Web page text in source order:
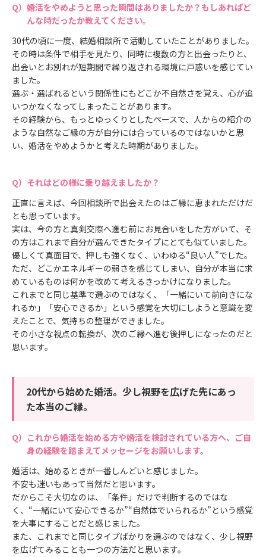
婚活をやめようと思った瞬間はありましたか？もしあればど
んな時だったか教えてください。
30代の頃に一度、結婚相談所で活動していたことがありました。
その時は条件で相手を見たり、同時に複数の方と出会ったりと、
出会いとお別れが短期間で繰り返される環境に戸惑いを感じてい
ました。
選ぶ・選ばれるという関係性にもどこか不自然さを覚え、心が追
いつかなくなってしまったことがあります。
その経験から、もっとゆっくりとしたペースで、人からの紹介の
ような自然なご縁の方が自分には合っているのではないかと思
い、婚活をやめようかと考えた時期がありました。
それはどの様に乗り越えましたか？
正直に言えば、今回相談所で出会えたのはご縁に恵まれただけだ
とも思っています。
実は、今の方と真剣交際へ進む前にお見合いをした方がいて、そ
の方はこれまで自分が選んできたタイプにとても似ていました。
優しくて真面目で、押しも強くなく、いわゆる“良い人”でした。
ただ、どこかエネルギーの弱さを感じてしまい、自分が本当に求
めているものは何かを改めて考えるきっかけになりました。
これまでと同じ基準で選ぶのではなく、「一緒にいて前向きにな
れるか」「安心できるか」という感覚を大切にしようと意識を変
えたことで、気持ちの整理ができました。
その小さな視点の転換が、次のご縁へ進む後押しになったのだと
思います。
20代から始めた婚活。少し視野を広げた先にあっ
た本当のご縁。
これから婚活を始める方や婚活を検討されている方へ、ご自
身の経験を踏まえてメッセージをお願いします。
婚活は、始めるときが一番しんどいと感じました。
不安も迷いもあって当然だと思います。
だからこそ大切なのは、「条件」だけで判断するのではな
く、“一緒にいて安心できるか”“自然体でいられるか”という感覚
を大事にすることだと感じました。
また、これまでと同じタイプばかりを選ぶのではなく、少し視野
を広げてみることも一つの方法だと思います。